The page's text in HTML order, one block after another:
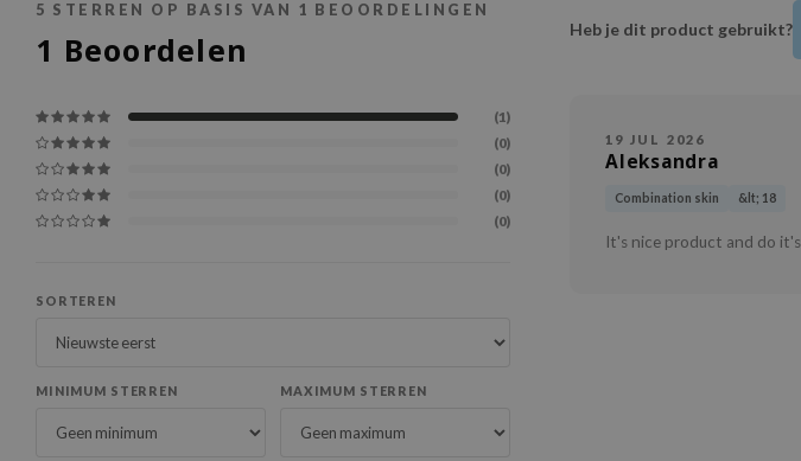
5 STERREN OP BASIS VAN 1 BEOORDELINGEN
1 Beoordelen
(1)
(0)
(0)
(0)
(0)
SORTEREN
MINIMUM STERREN MAXIMUM STERREN
Heb je dit product gebruikt?
19 JUL 2026
Aleksandra
Combination skin &lt; 18
It's nice product and do